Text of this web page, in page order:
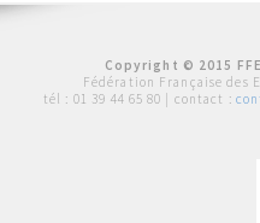
Copyright © 2015
Fédération Française des
tél : 01 39 44 65 80 | contact :